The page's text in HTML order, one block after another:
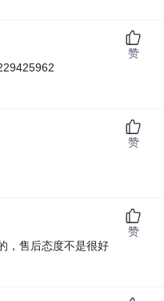
赞
赞
，售后态度不是很好
赞